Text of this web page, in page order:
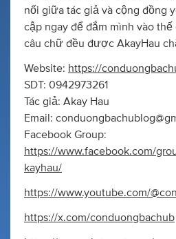
nối giữa tác giả và cộng đồng
cập ngay để đắm mình vào
câu chữ đều được AkayHau
Website: https://
SDT: 0942973261
Tác giả: Akay Hau
Email:
Facebook Group:
https://www.facebook.com/
kayhau/
https://www.youtube.com/
https://x.com/conduongbachub